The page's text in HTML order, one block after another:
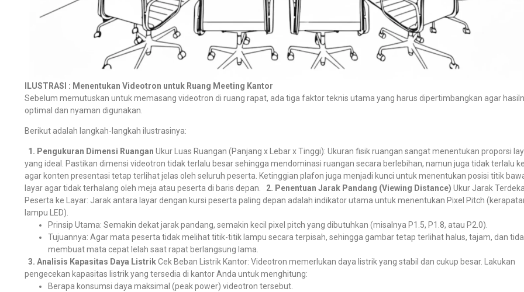
ILUSTRASI : Menentukan Videotron untuk Ruang Meeting Kantor
Sebelum memutuskan untuk memasang videotron di ruang rapat, ada tiga faktor teknis utama yang harus dipertimbangkan agar
optimal dan nyaman digunakan.
Berikut adalah langkah-langkah ilustrasinya:
1. Pengukuran Dimensi Ruangan Ukur Luas Ruangan (Panjang x Lebar x Tinggi): Ukuran fisik ruangan sangat menentukan proporsi
yang ideal. Pastikan dimensi videotron tidak terlalu besar sehingga mendominasi ruangan secara berlebihan, namun juga tidak terlalu
agar konten presentasi tetap terlihat jelas oleh seluruh peserta. Ketinggian plafon juga menjadi kunci untuk menentukan posisi titik
layar agar tidak terhalang oleh meja atau peserta di baris depan.
2. Penentuan Jarak Pandang (Viewing Distance) Ukur Jarak
Peserta ke Layar: Jarak antara layar dengan kursi peserta paling depan adalah indikator utama untuk menentukan Pixel Pitch
lampu LED).
Prinsip Utama: Semakin dekat jarak pandang, semakin kecil pixel pitch yang dibutuhkan (misalnya P1.5, P1.8, atau P2.0).
Tujuannya: Agar mata peserta tidak melihat titik-titik lampu secara terpisah, sehingga gambar tetap terlihat halus, tajam, dan
membuat mata cepat lelah saat rapat berlangsung lama.
3. Analisis Kapasitas Daya ListrikCek Beban Listrik Kantor: Videotron memerlukan daya listrik yang stabil dan cukup besar. Lakukan
pengecekan kapasitas listrik yang tersedia di kantor Anda untuk menghitung:
Berapa konsumsi daya maksimal (peak power) videotron tersebut.